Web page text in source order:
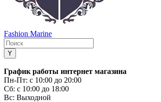
Fashion Marine
График работы интернет магазина
Пн-Пт: с 10:00 до 20:00
Сб: с 10:00 до 18:00
Вс: Выходной